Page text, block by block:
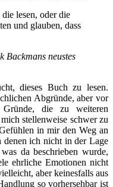
lesen, oder die
und glauben, dass
Backmans neustes
dieses Buch zu lesen.
Abgründe, aber vor
die zu weiteren
stellenweise schwer zu
in mir den Weg an
denen ich nicht in der Lage
da beschrieben wurde,
ehrliche Emotionen nicht
aber keinesfalls aus
so vorhersehbar ist